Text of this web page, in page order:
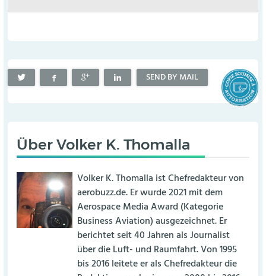
SEND BY MAIL
ÜberVolker K. Thomalla
Volker K. Thomalla ist Chefredakteur von
aerobuzz.de. Er wurde 2021 mit dem
Aerospace Media Award (Kategorie
Business Aviation) ausgezeichnet. Er
berichtet seit 40 Jahren als Journalist
über die Luft- und Raumfahrt. Von 1995
bis 2016 leitete er als Chefredakteur die